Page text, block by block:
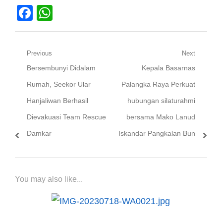
Facebook
WhatsApp
Navigasi
pos
Previous
Previous
post:
Bersembunyi Didalam
Rumah, Seekor Ular
Hanjaliwan Berhasil
Dievakuasi Team Rescue
Damkar
Next
Next
post:
Kepala Basarnas
Palangka Raya Perkuat
hubungan silaturahmi
bersama Mako Lanud
Iskandar Pangkalan Bun
You may also like...